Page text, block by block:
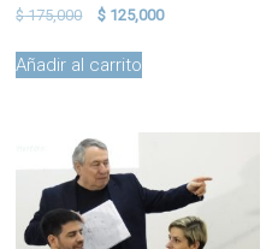
$175,000
El
original
era:
$ 125,000El
Añadir al carrito